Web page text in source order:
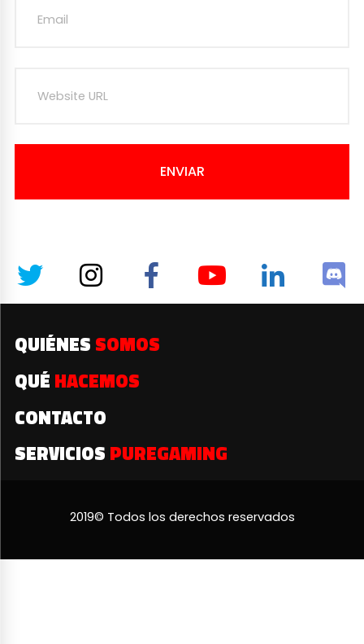
ENVIAR
QUIÉNES SOMOS
QUÉ HACEMOS
CONTACTO
SERVICIOS PUREGAMING
2019© Todos los derechos reservados